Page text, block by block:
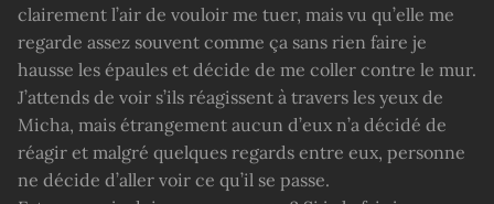
clairement l’air de vouloir me tuer, mais vu qu’elle me
regarde assez souvent comme ça sans rien faire je
hausse les épaules et décide de me coller contre le mur.
J’attends de voir s’ils réagissent à travers les yeux de
Micha, mais étrangement aucun d’eux n’a décidé de
réagir et malgré quelques regards entre eux, personne
ne décide d’aller voir ce qu’il se passe.